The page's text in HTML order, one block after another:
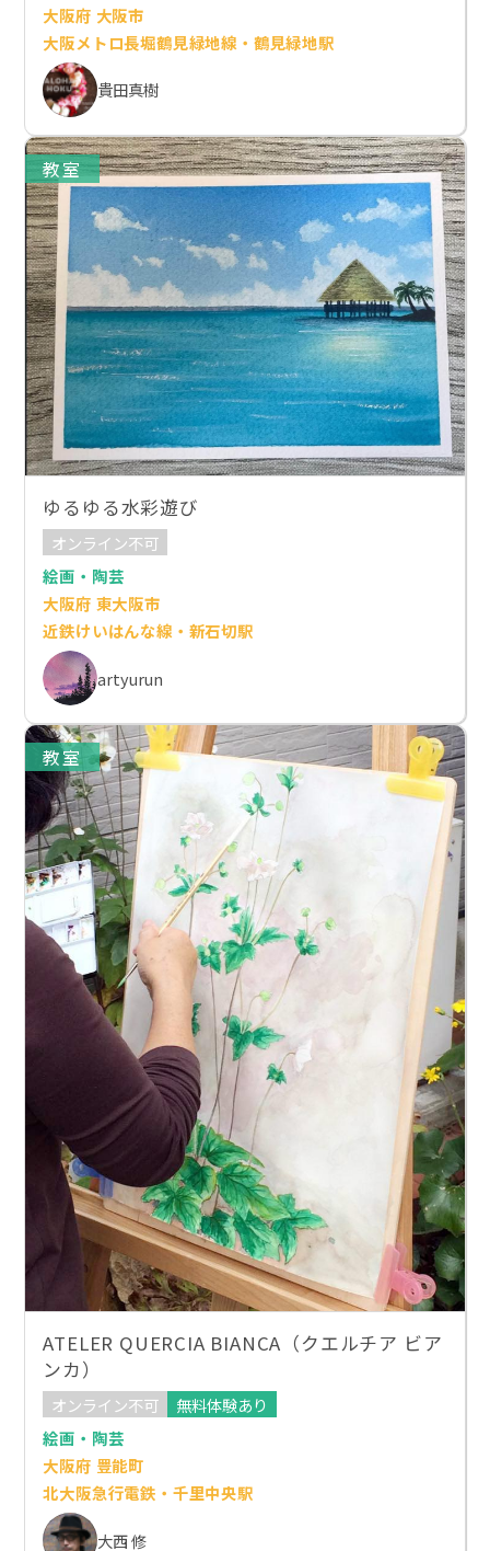
大阪府 大阪市
大阪メトロ長堀鶴見緑地線・鶴見緑地駅
貴田真樹
教室
ゆるゆる水彩遊び
オンライン不可
絵画・陶芸
大阪府 東大阪市
近鉄けいはんな線・新石切駅
artyurun
教室
ATELER QUERCIA BIANCA（クエルチア ビア
ンカ）
オンライン不可
無料体験あり
絵画・陶芸
大阪府 豊能町
北大阪急行電鉄・千里中央駅
大西 修